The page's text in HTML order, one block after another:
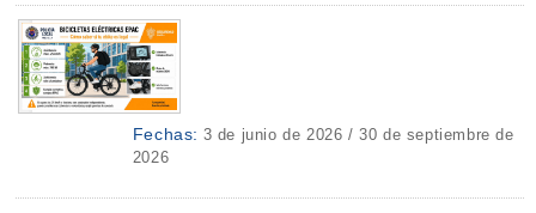
Fechas: 3 de junio de 2026 / 30 de septiembre de
2026